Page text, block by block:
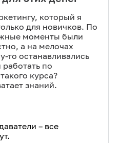
который я
для новичков. По
моменты были
а на мелочах
то останавливались
по
курса?
знаний.
– все